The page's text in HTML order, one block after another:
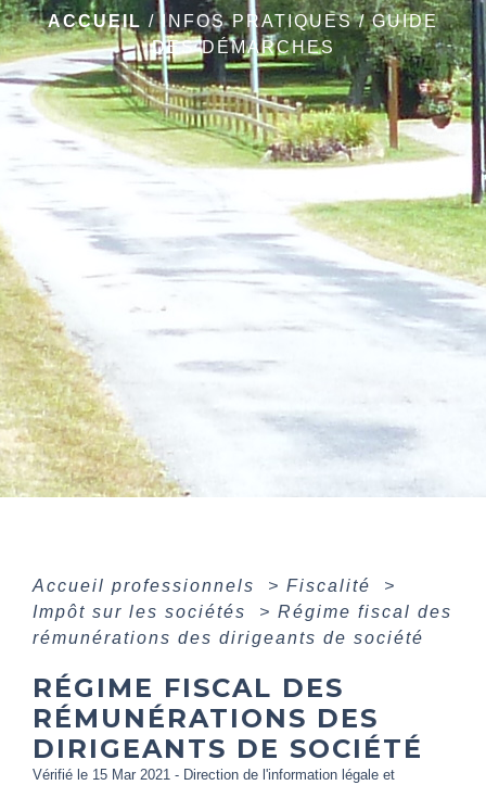
ACCUEIL /INFOS PRATIQUES/GUIDE
DES DÉMARCHES
Accueil professionnels > Fiscalité
>
Impôt sur les sociétés
> Régime fiscal des
rémunérations des dirigeants de société
RÉGIME FISCAL DES
RÉMUNÉRATIONS DES
DIRIGEANTS DE SOCIÉTÉ
Vérifié le 15 Mar 2021 - Direction de l'information légale et